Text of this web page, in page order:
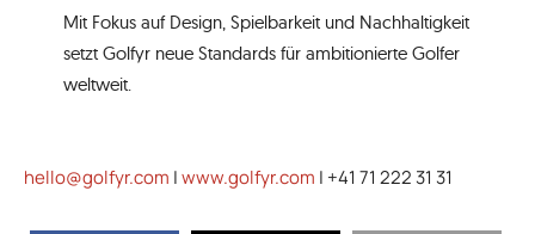
Mit Fokus auf Design, Spielbarkeit und Nachhaltigkeit
setzt Golfyr neue Standards für ambitionierte Golfer
weltweit.
hello@golfyr.com |www.golfyr.com | +41 71 222 31 31